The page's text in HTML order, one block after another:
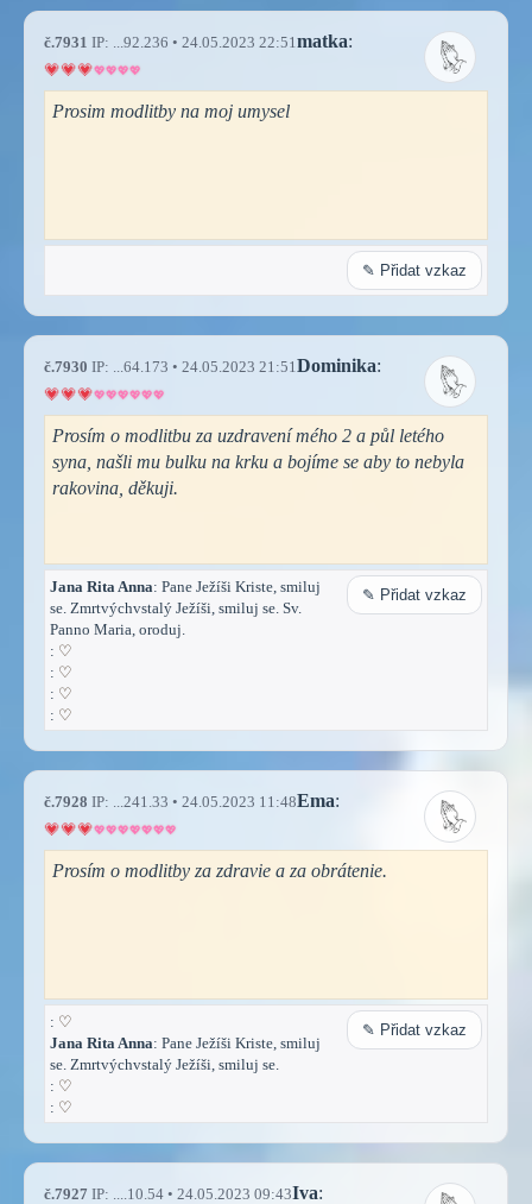
č.7931 IP: ...92.236 • 24.05.2023 22:51 matka:
Prosim modlitby na moj umysel
✎ Přidat vzkaz
č.7930 IP: ...64.173 • 24.05.2023 21:51 Dominika:
Prosím o modlitbu za uzdravení mého 2 a půl letého
syna, našli mu bulku na krku a bojíme se aby to nebyla
rakovina, děkuji.
Jana Rita Anna: Pane Ježíši Kriste, smiluj
se. Zmrtvýchvstalý Ježíši, smiluj se. Sv.
Panno Maria, oroduj.
: ♡
: ♡
: ♡
: ♡
✎ Přidat vzkaz
č.7928 IP: ...241.33 • 24.05.2023 11:48Ema:
Prosím o modlitby za zdravie a za obrátenie.
: ♡
Jana Rita Anna: Pane Ježíši Kriste, smiluj
se. Zmrtvýchvstalý Ježíši, smiluj se.
: ♡
: ♡
✎ Přidat vzkaz
č.7927 IP: ....10.54 • 24.05.2023 09:43Iva: